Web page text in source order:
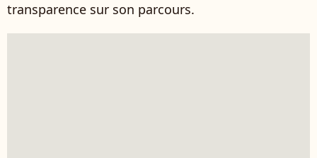
transparence sur son parcours.